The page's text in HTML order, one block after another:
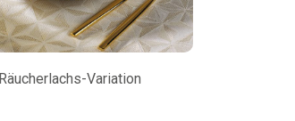
Räucherlachs-Variation